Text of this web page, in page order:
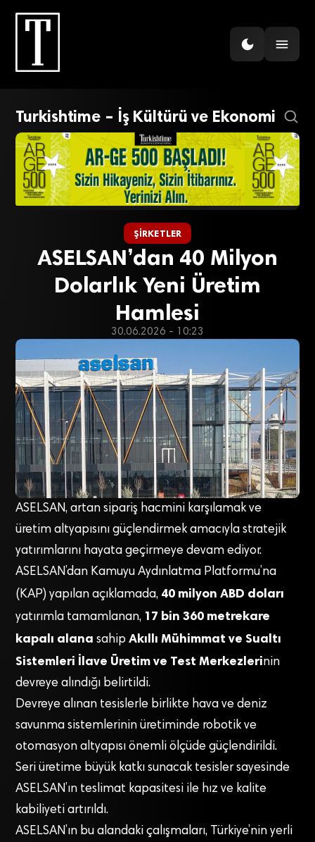
Turkishtime – İş Kültürü ve Ekonomi
ŞIRKETLER
ASELSAN’dan 40 Milyon
Dolarlık Yeni Üretim
Hamlesi
30.06.2026 - 10:23
ASELSAN, artan sipariş hacmini karşılamak ve
üretim altyapısını güçlendirmek amacıyla stratejik
yatırımlarını hayata geçirmeye devam ediyor.
ASELSAN’dan Kamuyu Aydınlatma Platformu’na
(KAP) yapılan açıklamada, 40 milyon ABD doları
yatırımla tamamlanan, 17 bin 360 metrekare
kapalı alana sahipAkıllı Mühimmat ve Sualtı
Sistemleri İlave Üretim ve Test Merkezlerinin
devreye alındığı belirtildi.
Devreye alınan tesislerle birlikte hava ve deniz
savunma sistemlerinin üretiminde robotik ve
otomasyon altyapısı önemli ölçüde güçlendirildi.
Seri üretime büyük katkı sunacak tesisler sayesinde
ASELSAN’ın teslimat kapasitesi ile hız ve kalite
kabiliyeti artırıldı.
ASELSAN’ın bu alandaki çalışmaları, Türkiye’nin yerli